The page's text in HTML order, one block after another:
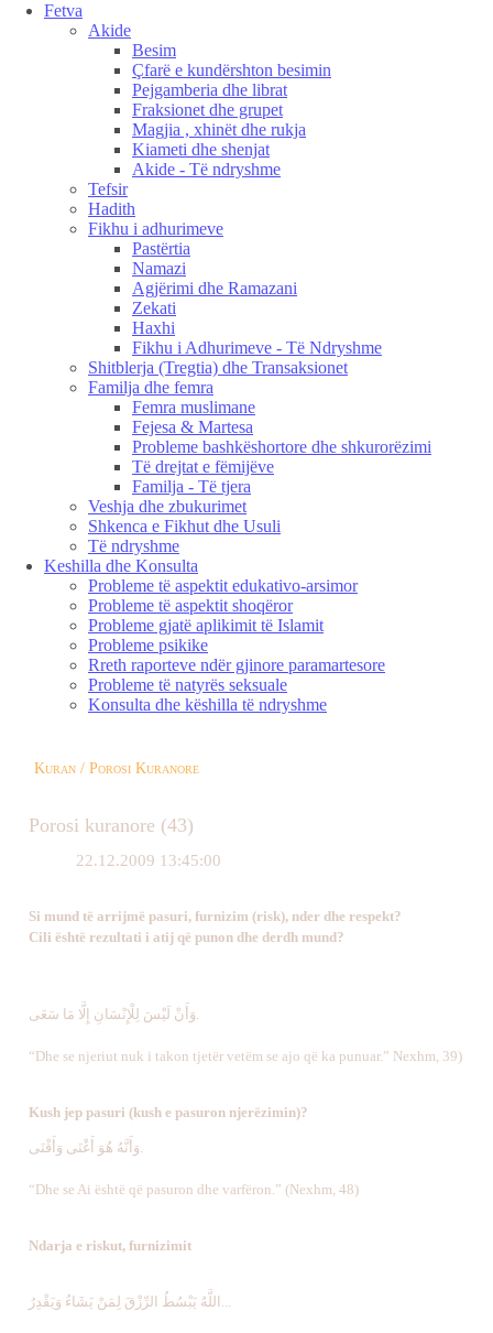
Fetva
Akide
Besim
Çfarë e kundërshton besimin
Pejgamberia dhe librat
Fraksionet dhe grupet
Magjia , xhinët dhe rukja
Kiameti dhe shenjat
Akide - Të ndryshme
Tefsir
Hadith
Fikhu i adhurimeve
Pastërtia
Namazi
Agjërimi dhe Ramazani
Zekati
Haxhi
Fikhu i Adhurimeve - Të Ndryshme
Shitblerja (Tregtia) dhe Transaksionet
Familja dhe femra
Femra muslimane
Fejesa & Martesa
Probleme bashkëshortore dhe shkurorëzimi
Të drejtat e fëmijëve
Familja - Të tjera
Veshja dhe zbukurimet
Shkenca e Fikhut dhe Usuli
Të ndryshme
Keshilla dhe Konsulta
Probleme të aspektit edukativo-arsimor
Probleme të aspektit shoqëror
Probleme gjatë aplikimit të Islamit
Probleme psikike
Rreth raporteve ndër gjinore paramartesore
Probleme të natyrës seksuale
Konsulta dhe këshilla të ndryshme
Kuran / Porosi Kuranore
Porosi kuranore (43)
22.12.2009 13:45:00
Si mund të arrijmë pasuri, furnizim (risk), nder dhe respekt?
Cili është rezultati i atij që punon dhe derdh mund?
وَأَنْ لَيْسَ لِلْإِنْسَانِ إِلَّا مَا سَعَى.
“Dhe se njeriut nuk i takon tjetër vetëm se ajo që ka punuar.” Nexhm, 39)
Kush jep pasuri (kush e pasuron njerëzimin)?
وَأَنَّهُ هُوَ أَغْنَى وَأَقْنَى.
“Dhe se Ai është që pasuron dhe varfëron.” (Nexhm, 48)
Ndarja e riskut, furnizimit
اللَّهُ يَبْسُطُ الرِّزْقَ لِمَنْ يَشَاءُ وَيَقْدِرُ...